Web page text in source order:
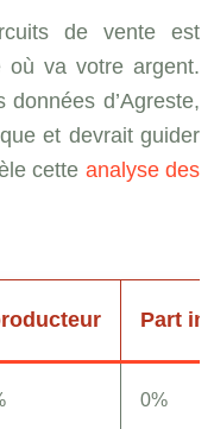
de vente est
où va votre argent.
d’Agreste,
et devrait guider
cette analyse des
Part
0%